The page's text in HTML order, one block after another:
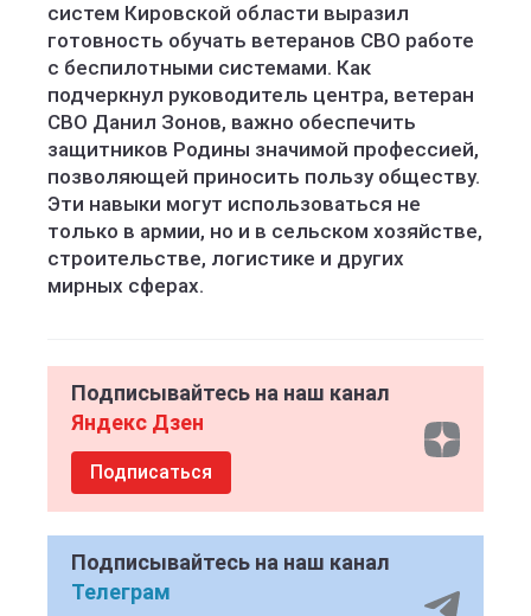
систем Кировской области выразил
готовность обучать ветеранов СВО работе
с беспилотными системами. Как
подчеркнул руководитель центра, ветеран
СВО Данил Зонов, важно обеспечить
защитников Родины значимой профессией,
позволяющей приносить пользу обществу.
Эти навыки могут использоваться не
только в армии, но и в сельском хозяйстве,
строительстве, логистике и других
мирных сферах.
Подписывайтесь на наш канал
Яндекс Дзен
Подписаться
Подписывайтесь на наш канал
Телеграм